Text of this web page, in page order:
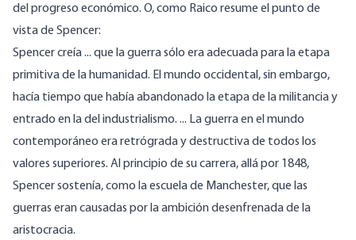
del progreso económico. O, como Raico resume el punto de
vista de Spencer:
Spencer creía ... que la guerra sólo era adecuada para la etapa
primitiva de la humanidad. El mundo occidental, sin embargo,
hacía tiempo que había abandonado la etapa de la militancia y
entrado en la del industrialismo. ... La guerra en el mundo
contemporáneo era retrógrada y destructiva de todos los
valores superiores. Al principio de su carrera, allá por 1848,
Spencer sostenía, como la escuela de Manchester, que las
guerras eran causadas por la ambición desenfrenada de la
aristocracia.